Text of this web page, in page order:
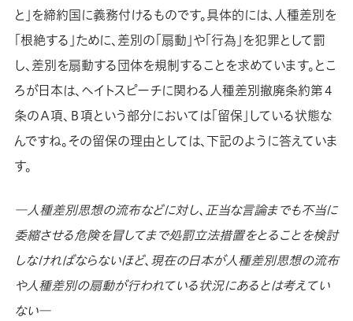
と」を締約国に義務付けるものです。具体的には、人種差別を
「根絶する」ために、差別の「扇動」や「行為」を犯罪として罰
し、差別を扇動する団体を規制することを求めています。とこ
ろが日本は、ヘイトスピーチに関わる人種差別撤廃条約第４
条のＡ項、Ｂ項という部分においては「留保」している状態な
んですね。その留保の理由としては、下記のように答えていま
す。
―人種差別思想の流布などに対し、正当な言論までも不当に
委縮させる危険を冒してまで処罰立法措置をとることを検討
しなければならないほど、現在の日本が人種差別思想の流布
や人種差別の扇動が行われている状況にあるとは考えてい
ない―